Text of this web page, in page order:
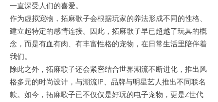
一直深受人们的喜爱。
作为虚拟宠物，拓麻歌子会根据玩家的养法形成不同的性格、
建立起特定的感情连接。因此，拓麻歌子早已超越了玩具的概
念，而是有血有肉、有丰富性格的宠物，在日常生活里陪伴着
我们。
除此之外，拓麻歌子还会紧密结合世界潮流不断进化，推出风
格多元的时尚设计，与潮流IP、品牌与明星艺人推出不同联名
款。如今，拓麻歌子已不仅仅是好玩的电子宠物，更是Z世代